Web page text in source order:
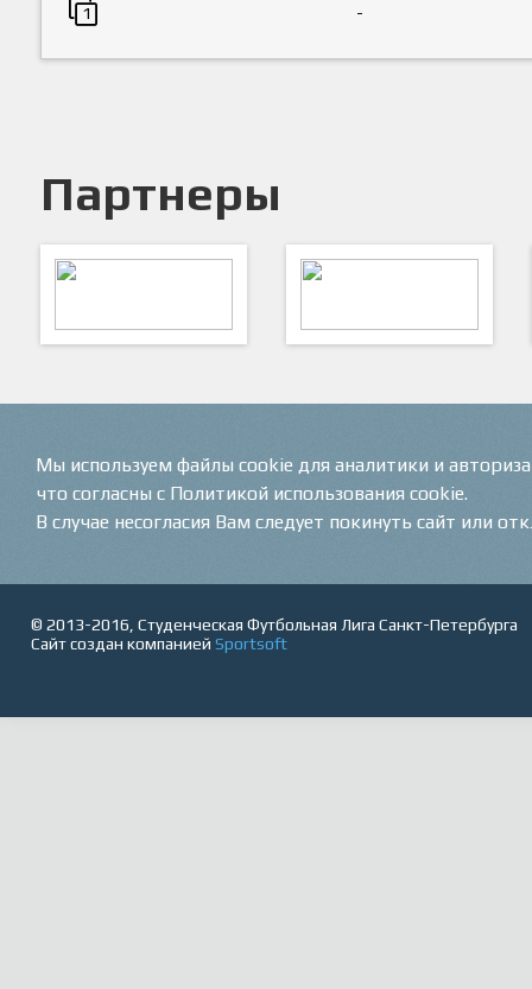
1 -
Партнеры
© 2013-2016, Студенческая Футбольная Лига Санкт-Петербурга
Сайт создан компанией Sportsoft
Мы используем файлы cookie для аналитики и
что согласны с Политикой использования cookie.
В случае несогласия Вам следует покинуть сайт или